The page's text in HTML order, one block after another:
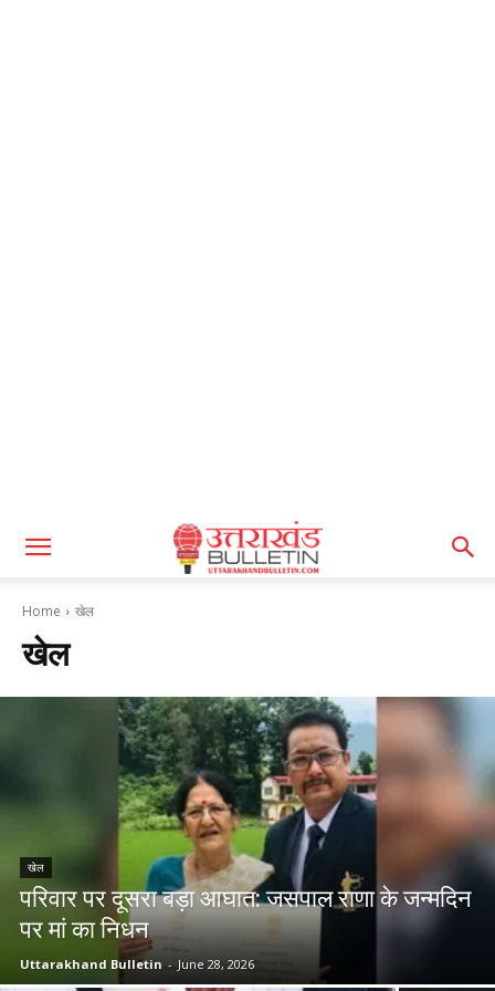
Home खेल
खेल
खेल
परिवार पर दूसरा बड़ा आघात: जसपाल राणा के जन्मदिन
पर मां का निधन
Uttarakhand Bulletin - June 28, 2026